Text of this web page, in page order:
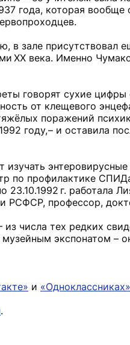
года, которая
в зале присутствовал
XX века. Именно
говорят сухие цифры
от клещевого
поражений
году, – и оставила
изучать
по профилактике
23.10.1992 г. работала
РСФСР, профессор,
числа тех редких
экспонатом –
и «Одноклассниках»
.